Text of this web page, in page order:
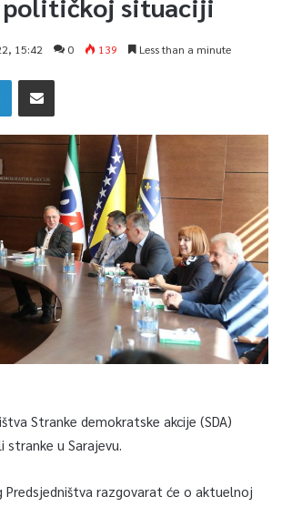
15:42 0 139 Less than a minute
Stranke demokratske akcije (SDA)
u Sarajevu.
Predsjedništva razgovarat će o aktuelnoj